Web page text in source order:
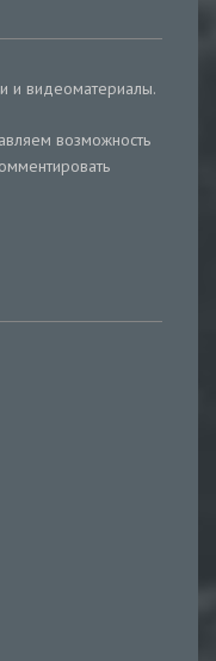
и видеоматериалы.
возможность